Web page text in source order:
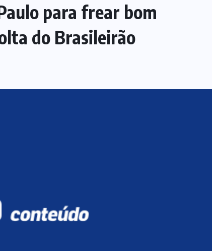
para frear bom
do Brasileirão